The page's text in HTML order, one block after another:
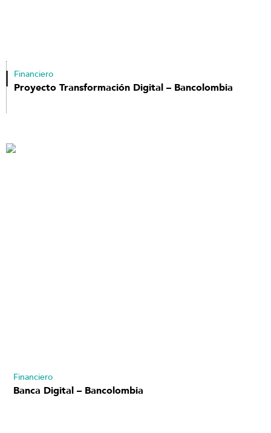
Financiero
Proyecto Transformación Digital – Bancolombia
Financiero
Banca Digital – Bancolombia